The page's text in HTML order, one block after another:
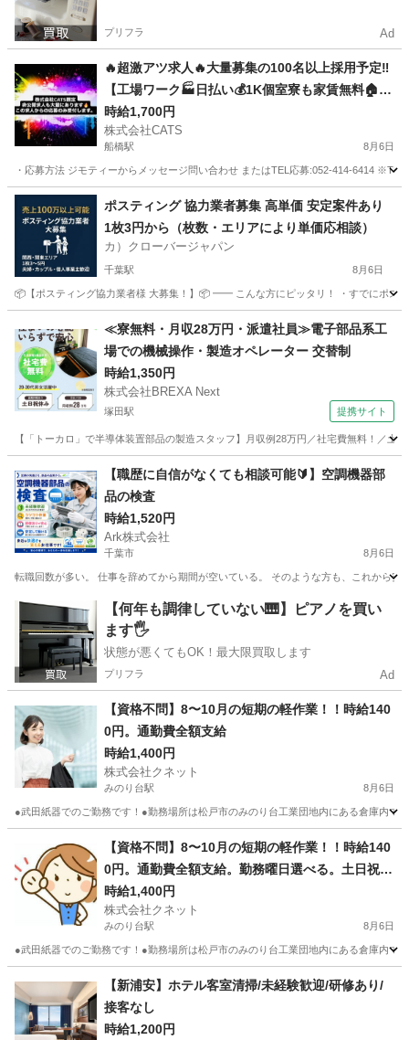
プリフラ Ad
🔥超激アツ求人🔥大量募集の100名以上採用予定‼️
【工場ワーク🏭日払い💰1K個室寮も家賃無料🏠】
今なら…採用でPayPay5万円分のポイントプレゼ
ント🎁-船橋
時給1,700円
株式会社CATS
船橋駅 8月6日
・応募方法 ジモティーからメッセージ問い合わせ またはTEL応募:052-414-6414
千葉 船橋市 船橋駅 仕分け 個室
ポスティング 協力業者募集 高単価 安定案件あり
1枚3円から（枚数・エリアにより単価応相談）
カ）クローバージャパン
千葉駅 8月6日
📦【ポスティング協力業者様 大募集！】📦 ━━ こんな方にピッタリ！ ・すでにポス
千葉駅 軽作業 業務委託契約
≪寮無料・月収28万円・派遣社員≫電子部品系工
場での機械操作・製造オペレーター 交替制
時給1,350円
株式会社BREXA Next
塚田駅 提携サイト
【「トーカロ」で半導体装置部品の製造スタッフ】月収例28万円／社宅費無料
塚田駅 その他
【職歴に自信がなくても相談可能🔰】空調機器部
品の検査
時給1,520円
Ark株式会社
千葉市 8月6日
転職回数が多い。 仕事を辞めてから期間が空いている。 そのような方も、これから
千葉 千葉市 工場 ゴールデンウィーク
【何年も調律していない🎹】ピアノを買い
ます🖐️
状態が悪くてもOK！最大限買取します
プリフラ Ad
【資格不問】8〜10月の短期の軽作業！！時給140
0円。通勤費全額支給
時給1,400円
株式会社クネット
みのり台駅 8月6日
●武田紙器でのご勤務です！●勤務場所は松戸市のみのり台工業団地内にある倉庫内
みのり台駅 短期間
【資格不問】8〜10月の短期の軽作業！！時給140
0円。通勤費全額支給。勤務曜日選べる。土日祝日
休み。松戸市みのり台。みのり台駅から徒歩7分と
通勤至便。
時給1,400円
株式会社クネット
みのり台駅 8月6日
●武田紙器でのご勤務です！●勤務場所は松戸市のみのり台工業団地内にある倉庫内
みのり台駅 仕分け 短期間
【新浦安】ホテル客室清掃/未経験歓迎/研修あり/
接客なし
時給1,200円